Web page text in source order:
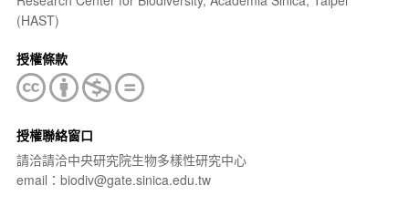
(HAST)
授權條款
授權聯絡窗口
請洽請洽中央研究院生物多樣性研究中心
email：biodiv@gate.sinica.edu.tw